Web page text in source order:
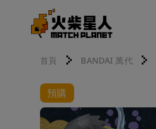
首頁 BANDAI 萬代
預購